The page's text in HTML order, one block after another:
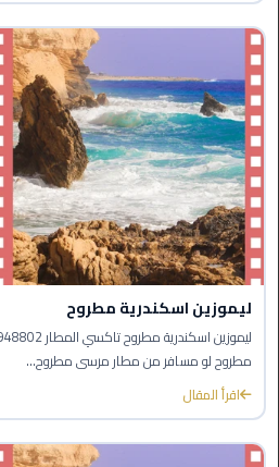
ليموزين
الجديدة
ليموزين
مدينة
نصر
ليموزين
القاهرة
ليموزين
مصر
ليموزين
العجمي
ليموزين اسكندرية مطروح
مطروح لو مسافر من مطار مرسى مطروح...
اقرأ المقال